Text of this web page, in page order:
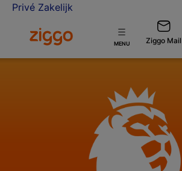
Privé Zakelijk
Ga naar de Ziggo homepage
MENU Ziggo Mail